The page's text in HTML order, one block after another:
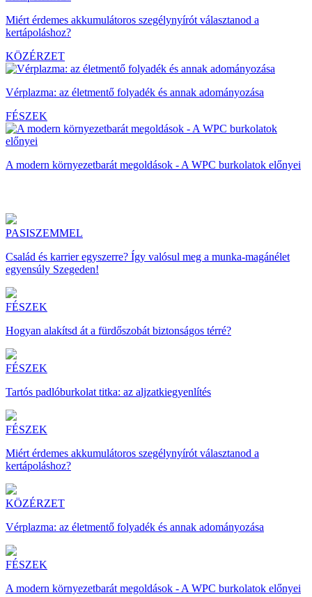
Miért érdemes akkumulátoros szegélynyírót választanod a
kertápoláshoz?
KÖZÉRZET
Vérplazma: az életmentő folyadék és annak adományozása
FÉSZEK
A modern környezetbarát megoldások - A WPC burkolatok előnyei
PASISZEMMEL
Család és karrier egyszerre? Így valósul meg a munka-magánélet
egyensúly Szegeden!
FÉSZEK
Hogyan alakítsd át a fürdőszobát biztonságos térré?
FÉSZEK
Tartós padlóburkolat titka: az aljzatkiegyenlítés
FÉSZEK
Miért érdemes akkumulátoros szegélynyírót választanod a
kertápoláshoz?
KÖZÉRZET
Vérplazma: az életmentő folyadék és annak adományozása
FÉSZEK
A modern környezetbarát megoldások - A WPC burkolatok előnyei